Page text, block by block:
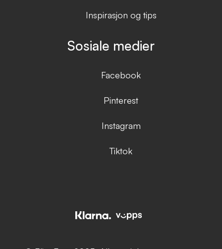
Inspirasjon og tips
Sosiale medier
Facebook
Pinterest
Instagram
Tiktok